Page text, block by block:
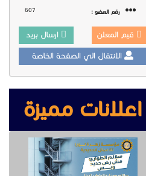
رقم العضو : 607
قيم المعلن ارسال بريد
الانتقال الي الصفحة الخاصة
اعلانات مميزة